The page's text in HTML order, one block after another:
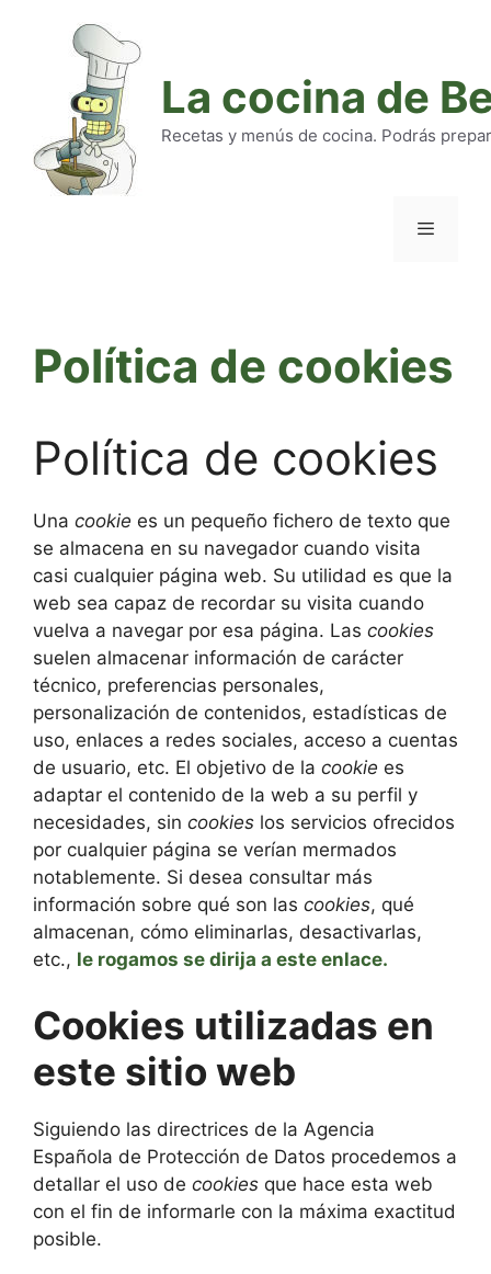
La cocina de
Recetas y menús de cocina. Podrás
Política de cookies
Política de cookies
Una cookie es un pequeño fichero de texto que
se almacena en su navegador cuando visita
casi cualquier página web. Su utilidad es que la
web sea capaz de recordar su visita cuando
vuelva a navegar por esa página. Las cookies
suelen almacenar información de carácter
técnico, preferencias personales,
personalización de contenidos, estadísticas de
uso, enlaces a redes sociales, acceso a cuentas
de usuario, etc. El objetivo de la cookie es
adaptar el contenido de la web a su perfil y
necesidades, sin cookies los servicios ofrecidos
por cualquier página se verían mermados
notablemente. Si desea consultar más
información sobre qué son las cookies, qué
almacenan, cómo eliminarlas, desactivarlas,
etc., le rogamos se dirija a este enlace.
Cookies utilizadas en
este sitio web
Siguiendo las directrices de la Agencia
Española de Protección de Datos procedemos a
detallar el uso de cookies que hace esta web
con el fin de informarle con la máxima exactitud
posible.